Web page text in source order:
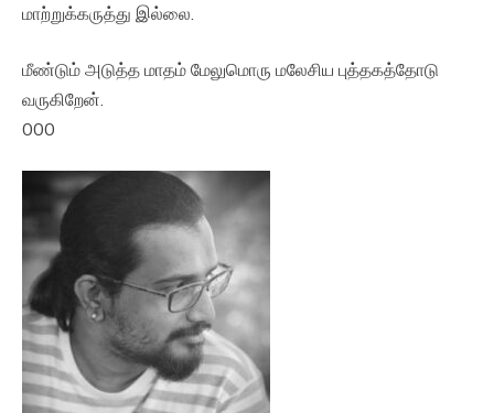
மாற்றுக்கருத்து இல்லை.
மீண்டும் அடுத்த மாதம் மேலுமொரு மலேசிய புத்தகத்தோடு
வருகிறேன்.
000